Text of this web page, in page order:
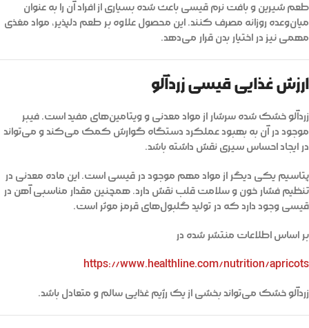
طعم شیرین و بافت نرم قیسی باعث شده بسیاری از افراد آن را به عنوان
میان‌وعده روزانه مصرف کنند. این محصول علاوه بر طعم دلپذیر، مواد مغذی
مهمی نیز در اختیار بدن قرار می‌دهد.
ارزش غذایی قیسی زردآلو
زردآلو خشک شده سرشار از مواد معدنی و ویتامین‌های مفید است. فیبر
موجود در آن به بهبود عملکرد دستگاه گوارش کمک می‌کند و می‌تواند
در ایجاد احساس سیری نقش داشته باشد.
پتاسیم یکی دیگر از مواد مهم موجود در قیسی است. این ماده معدنی در
تنظیم فشار خون و سلامت قلب نقش دارد. همچنین مقدار مناسبی آهن در
قیسی وجود دارد که در تولید گلبول‌های قرمز موثر است.
بر اساس اطلاعات منتشر شده در
https://www.healthline.com/nutrition/apricots
زردآلو خشک می‌تواند بخشی از یک رژیم غذایی سالم و متعادل باشد.